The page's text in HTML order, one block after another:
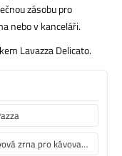
zásobu pro
nebo v kanceláři.
Lavazza Delicato.
Kávová zrna pro kávovar De'Longhi